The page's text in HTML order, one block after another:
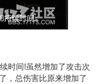
间!虽然增加了攻击次
，总伤害比原来增加了